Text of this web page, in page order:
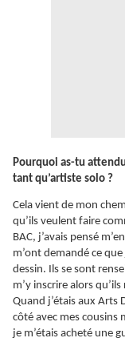
Pourquoi as-tu
tant qu’artiste solo ?
Cela vient de mon
qu’ils veulent faire
BAC, j’avais pensé
m’ont demandé ce
dessin. Ils se sont
m’y inscrire alors
Quand j’étais aux Arts
côté avec mes cousins
je m’étais acheté une